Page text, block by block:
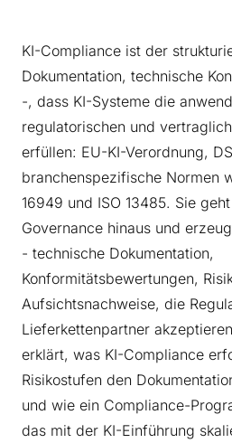
KI-Compliance ist der
Dokumentation, technische
-, dass KI-Systeme die
regulatorischen und
erfüllen: EU-KI-Verordnung,
branchenspezifische Normen
16949 und ISO 13485. Sie
Governance hinaus und
- technische Dokumentation,
Konformitätsbewertungen,
Aufsichtsnachweise, die
Lieferkettenpartner
erklärt, was KI-Compliance
Risikostufen den
und wie ein Compliance-
das mit der KI-Einführung